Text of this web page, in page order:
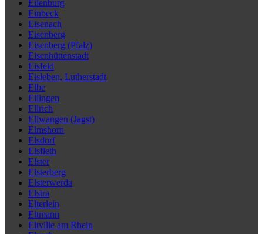
Eilenburg
Einbeck
Eisenach
Eisenberg
Eisenberg (Pfalz)
Eisenhüttenstadt
Eisfeld
Eisleben, Lutherstadt
Elbe
Ellingen
Ellrich
Ellwangen (Jagst)
Elmshorn
Elsdorf
Elsfleth
Elster
Elsterberg
Elsterwerda
Elstra
Elterlein
Eltmann
Eltville am Rhein